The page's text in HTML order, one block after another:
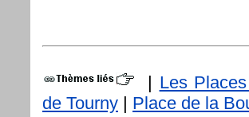
| Les
de Tourny | Place de la